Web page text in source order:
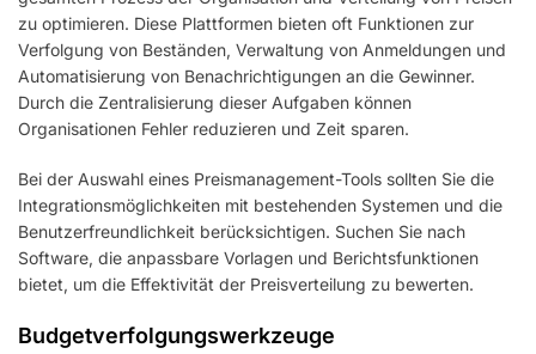
zu optimieren. Diese Plattformen bieten oft Funktionen zur
Verfolgung von Beständen, Verwaltung von Anmeldungen und
Automatisierung von Benachrichtigungen an die Gewinner.
Durch die Zentralisierung dieser Aufgaben können
Organisationen Fehler reduzieren und Zeit sparen.
Bei der Auswahl eines Preismanagement-Tools sollten Sie die
Integrationsmöglichkeiten mit bestehenden Systemen und die
Benutzerfreundlichkeit berücksichtigen. Suchen Sie nach
Software, die anpassbare Vorlagen und Berichtsfunktionen
bietet, um die Effektivität der Preisverteilung zu bewerten.
Budgetverfolgungswerkzeuge